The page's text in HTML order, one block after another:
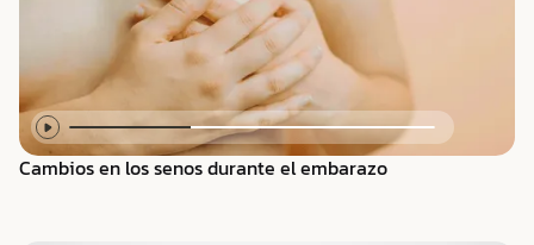
Cambios en los senos durante el embarazo